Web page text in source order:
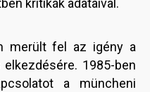
kritikák adataival.
merült fel az igény a
1985-ben
a müncheni